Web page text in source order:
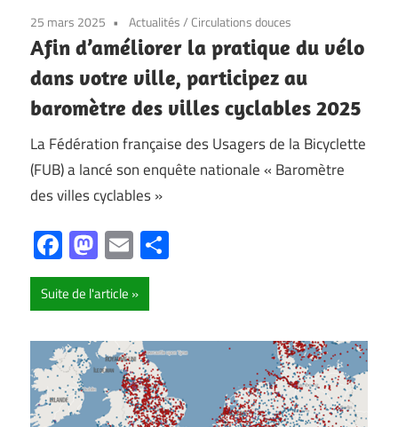
25 mars 2025 Actualités/ Circulations douces
Afin d’améliorer la pratique du vélo
dans votre ville, participez au
baromètre des villes cyclables 2025
La Fédération française des Usagers de la Bicyclette
(FUB) a lancé son enquête nationale « Baromètre
des villes cyclables »
Facebook
Mastodon
Email
Suite de l'article